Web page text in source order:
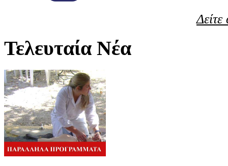
Τελευταία Νέα